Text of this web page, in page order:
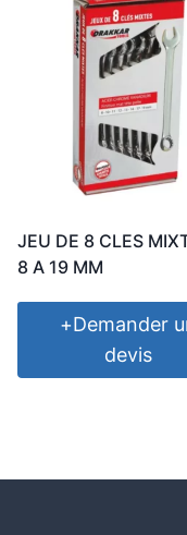
JEU DE 8 CLES
8 A 19 MM
+Demander
devis